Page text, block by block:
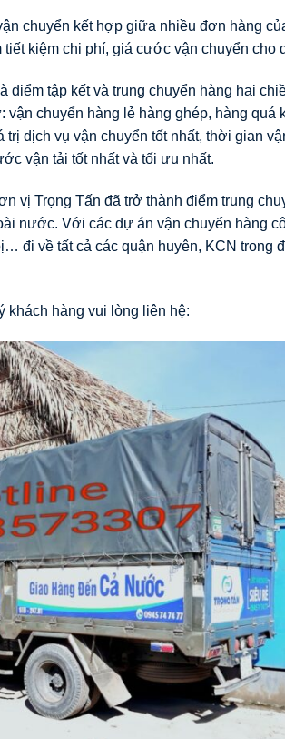
chuyển kết hợp giữa nhiều đơn hàng
kiệm chi phí, giá cước vận chuyển cho
điểm tập kết và trung chuyển hàng hai
chuyển hàng lẻ hàng ghép, hàng quá
dịch vụ vận chuyển tốt nhất, thời gian
vận tải tốt nhất và tối ưu nhất.
vị Trọng Tấn đã trở thành điểm trung
nước. Với các dự án vận chuyển hàng
đi về tất cả các quận huyên, KCN trong
khách hàng vui lòng liên hệ: